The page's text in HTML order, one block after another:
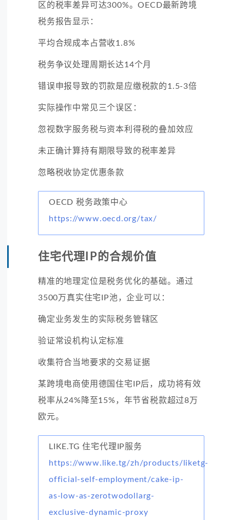
区的税率差异可达300%。OECD最新跨境
税务报告显示：
平均合规成本占营收1.8%
税务争议处理周期长达14个月
错误申报导致的罚款是应缴税款的1.5-3倍
实际操作中常见三个误区：
忽视数字服务税与资本利得税的叠加效应
未正确计算持有期限导致的税率差异
忽略税收协定优惠条款
OECD 税务政策中心
https://www.oecd.org/tax/
住宅代理IP的合规价值
精准的地理定位是税务优化的基础。通过
3500万真实住宅IP池，企业可以：
确定业务发生的实际税务管辖区
验证常设机构认定标准
收集符合当地要求的交易证据
某跨境电商使用德国住宅IP后，成功将有效
税率从24%降至15%，年节省税款超过8万
欧元。
LIKE.TG 住宅代理IP服务
https://www.like.tg/zh/products/liketg-
official-self-employment/cake-ip-
as-low-as-zerotwodollarg-
exclusive-dynamic-proxy